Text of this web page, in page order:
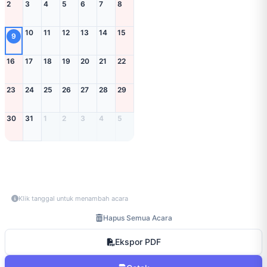
2 3 4 5 6 7 8
9 10 11 12 13 14 15
16 17 18 19 20 21 22
23 24 25 26 27 28 29
30 31 1 2 3 4 5
Klik tanggal untuk menambah acara
Hapus Semua Acara
Ekspor PDF